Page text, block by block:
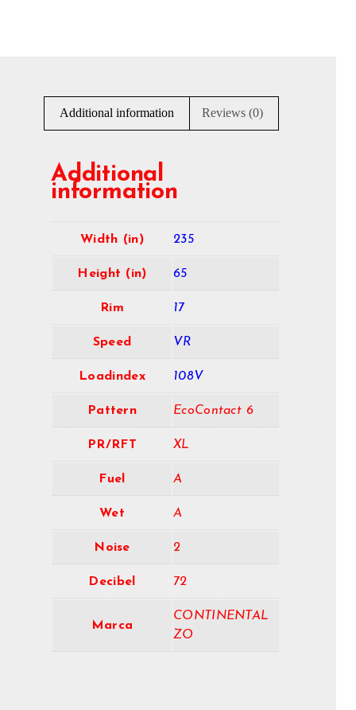
Additional information Reviews (0)
Additional
information
Width (in) 235
Height (in) 65
Rim 17
Speed VR
Loadindex 108V
Pattern EcoContact 6
PR/RFT XL
Fuel A
Wet A
Noise 2
Decibel 72
Marca
CONTINENTAL
ZO